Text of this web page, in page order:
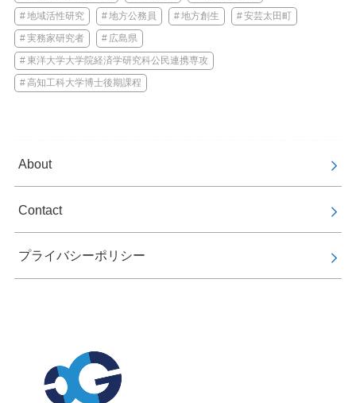
地域活性研究 地方公務員 地方創生 安芸太田町
実務家研究者 広島県
東洋大学大学院経済学研究科公民連携専攻
高知工科大学博士後期課程
About
Contact
プライバシーポリシー